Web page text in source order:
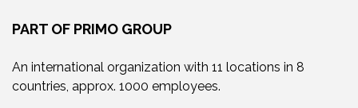
PART OF PRIMO GROUP
An international organization with 11 locations in 8
countries, approx. 1000 employees.